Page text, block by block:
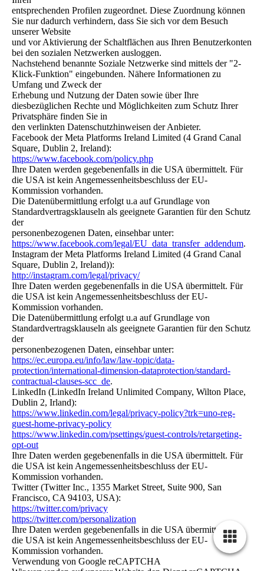
entsprechenden Profilen zugeordnet. Diese Zuordnung können
Sie nur dadurch verhindern, dass Sie sich vor dem Besuch
unserer Website
und vor Aktivierung der Schaltflächen aus Ihren Benutzerkonten
bei den sozialen Netzwerken ausloggen.
Nachstehend benannte Soziale Netzwerke sind mittels der "2-
Klick-Funktion" eingebunden. Nähere Informationen zu
Umfang und Zweck der
Erhebung und Nutzung der Daten sowie über Ihre
diesbezüglichen Rechte und Möglichkeiten zum Schutz Ihrer
Privatsphäre finden Sie in
den verlinkten Datenschutzhinweisen der Anbieter.
Facebook der Meta Platforms Ireland Limited (4 Grand Canal
Square, Dublin 2, Ireland):
https://www.facebook.com/policy.php
Ihre Daten werden gegebenenfalls in die USA übermittelt. Für
die USA ist kein Angemessenheitsbeschluss der EU-
Kommission vorhanden.
Die Datenübermittlung erfolgt u.a auf Grundlage von
Standardvertragsklauseln als geeignete Garantien für den Schutz
der
personenbezogenen Daten, einsehbar unter:
https://www.facebook.com/legal/EU_data_transfer_addendum.
Instagram der Meta Platforms Ireland Limited (4 Grand Canal
Square, Dublin 2, Ireland)):
http://instagram.com/legal/privacy/
Ihre Daten werden gegebenenfalls in die USA übermittelt. Für
die USA ist kein Angemessenheitsbeschluss der EU-
Kommission vorhanden.
Die Datenübermittlung erfolgt u.a auf Grundlage von
Standardvertragsklauseln als geeignete Garantien für den Schutz
der
personenbezogenen Daten, einsehbar unter:
https://ec.europa.eu/info/law/law-topic/data-
protection/international-dimension-dataprotection/standard-
contractual-clauses-scc_de.
LinkedIn (LinkedIn Ireland Unlimited Company, Wilton Place,
Dublin 2, Irland):
https://www.linkedin.com/legal/privacy-policy?trk=uno-reg-
guest-home-privacy-policy
https://www.linkedin.com/psettings/guest-controls/retargeting-
opt-out
Ihre Daten werden gegebenenfalls in die USA übermittelt. Für
die USA ist kein Angemessenheitsbeschluss der EU-
Kommission vorhanden.
Twitter (Twitter Inc., 1355 Market Street, Suite 900, San
Francisco, CA 94103, USA):
https://twitter.com/privacy
https://twitter.com/personalization
Ihre Daten werden gegebenenfalls in die USA übermittelt. Für
die USA ist kein Angemessenheitsbeschluss der EU-
Kommission vorhanden.
Verwendung von Google reCAPTCHA